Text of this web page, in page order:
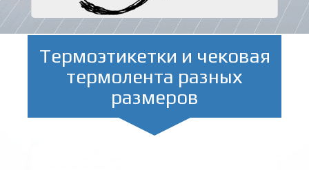
Термоэтикетки и чековая
термолента разных
размеров